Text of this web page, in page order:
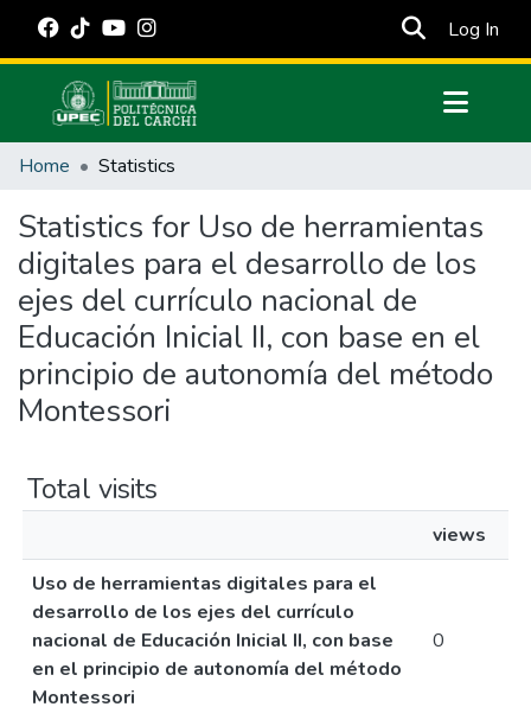
Log In
Communities & Collections
Estadísticas Externas
Manuales
Home Statistics
Statistics for Uso de herramientas
digitales para el desarrollo de los
ejes del currículo nacional de
Educación Inicial II, con base en el
principio de autonomía del método
Montessori
Total visits
views
Uso de herramientas digitales para el
desarrollo de los ejes del currículo
nacional de Educación Inicial II, con base
en el principio de autonomía del método
Montessori
0